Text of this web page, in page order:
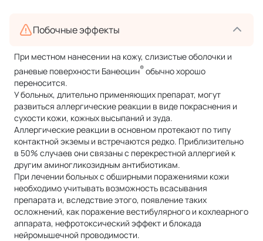
Побочные эффекты
При местном нанесении на кожу, слизистые оболочки и
раневые поверхности Банеоцин® обычно хорошо
переносится.
У больных, длительно применяющих препарат, могут
развиться аллергические реакции в виде покраснения и
сухости кожи, кожных высыпаний и зуда.
Аллергические реакции в основном протекают по типу
контактной экземы и встречаются редко. Приблизительно
в 50% случаев они связаны с перекрестной аллергией к
другим аминогликозидным антибиотикам.
При лечении больных с обширными поражениями кожи
необходимо учитывать возможность всасывания
препарата и, вследствие этого, появление таких
осложнений, как поражение вестибулярного и кохлеарного
аппарата, нефротоксический эффект и блокада
нейромышечной проводимости.